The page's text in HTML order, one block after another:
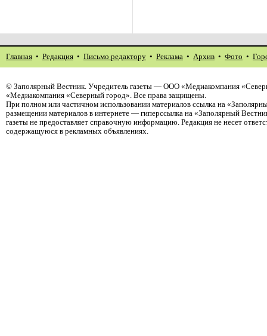
Главная • Редакция • Письмо редактору • Реклама • Архив • Фото •
© Заполярный Вестник. Учредитель газеты — ООО «Медиакомпания
«Медиакомпания «Северный город». Все права защищены.
При полном или частичном использовании материалов ссылка на
размещении материалов в интернете — гиперссылка на «Заполярный
газеты не предоставляет справочную информацию. Редакция не несет
содержащуюся в рекламных объявлениях.